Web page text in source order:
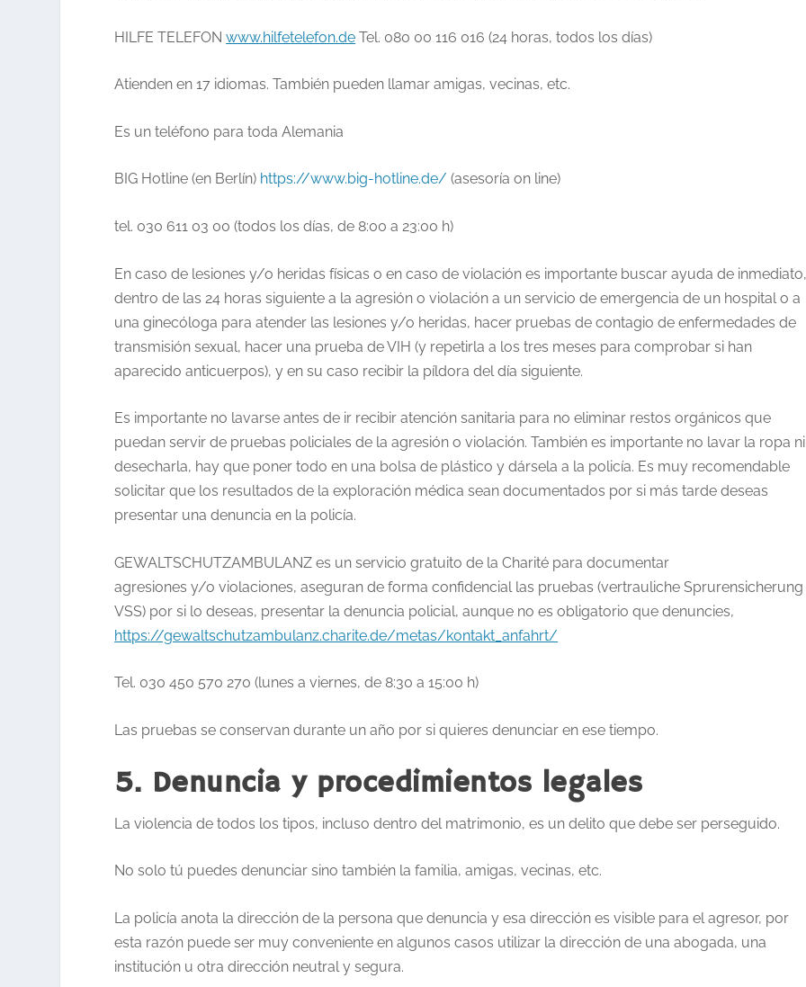
HILFE TELEFON www.hilfetelefon.de Tel. 080 00 116 016 (24 horas, todos los días)
Atienden en 17 idiomas. También pueden llamar amigas, vecinas, etc.
Es un teléfono para toda Alemania
BIG Hotline (en Berlín) https://www.big-hotline.de/ (asesoría on line)
tel. 030 611 03 00 (todos los días, de 8:00 a 23:00 h)
En caso de lesiones y/o heridas físicas o en caso de violación es importante buscar ayuda de
dentro de las 24 horas siguiente a la agresión o violación a un servicio de emergencia de un hospital o a
una ginecóloga para atender las lesiones y/o heridas, hacer pruebas de contagio de enfermedades de
transmisión sexual, hacer una prueba de VIH (y repetirla a los tres meses para comprobar si han
aparecido anticuerpos), y en su caso recibir la píldora del día siguiente.
Es importante no lavarse antes de ir recibir atención sanitaria para no eliminar restos orgánicos que
puedan servir de pruebas policiales de la agresión o violación. También es importante no lavar la ropa ni
desecharla, hay que poner todo en una bolsa de plástico y dársela a la policía. Es muy recomendable
solicitar que los resultados de la exploración médica sean documentados por si más tarde deseas
presentar una denuncia en la policía.
GEWALTSCHUTZAMBULANZ es un servicio gratuito de la Charité para documentar
agresiones y/o violaciones, aseguran de forma confidencial las pruebas (vertrauliche Sprurensicherung
VSS) por si lo deseas, presentar la denuncia policial, aunque no es obligatorio que denuncies,
https://gewaltschutzambulanz.charite.de/metas/kontakt_anfahrt/
Tel. 030 450 570 270 (lunes a viernes, de 8:30 a 15:00 h)
Las pruebas se conservan durante un año por si quieres denunciar en ese tiempo.
5. Denuncia y procedimientos legales
La violencia de todos los tipos, incluso dentro del matrimonio, es un delito que debe ser perseguido.
No solo tú puedes denunciar sino también la familia, amigas, vecinas, etc.
La policía anota la dirección de la persona que denuncia y esa dirección es visible para el agresor, por
esta razón puede ser muy conveniente en algunos casos utilizar la dirección de una abogada, una
institución u otra dirección neutral y segura.